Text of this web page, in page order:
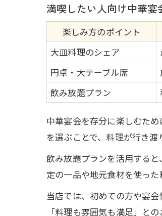
満喫したい人向け中華宴
楽しみ方のポイント
大皿料理のシェア
円卓・大テーブル席
飲み放題プラン
中華宴会を存分に楽しむた
を選ぶことで、料理が行き渡
飲み放題プランを活用する
定の一品や地元食材を使った
当店では、初めての方や宴
「料理も雰囲気も満足」と